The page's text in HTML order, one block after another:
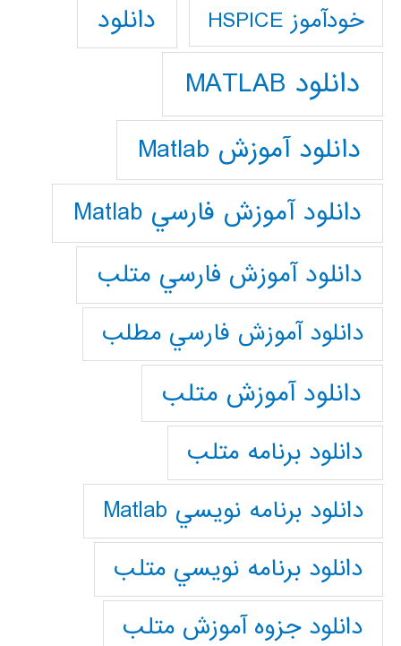
خودآموز HSPICE دانلود
دانلود MATLAB
دانلود آموزش Matlab
دانلود آموزش فارسي Matlab
دانلود آموزش فارسي متلب
دانلود آموزش فارسي مطلب
دانلود آموزش متلب
دانلود برنامه متلب
دانلود برنامه نويسي Matlab
دانلود برنامه نويسي متلب
دانلود جزوه آموزش متلب